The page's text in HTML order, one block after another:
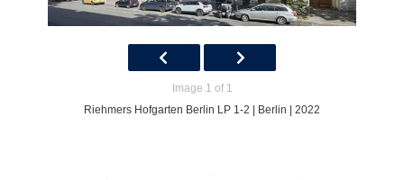
Image 1 of 1
Riehmers Hofgarten Berlin LP 1-2 | Berlin | 2022